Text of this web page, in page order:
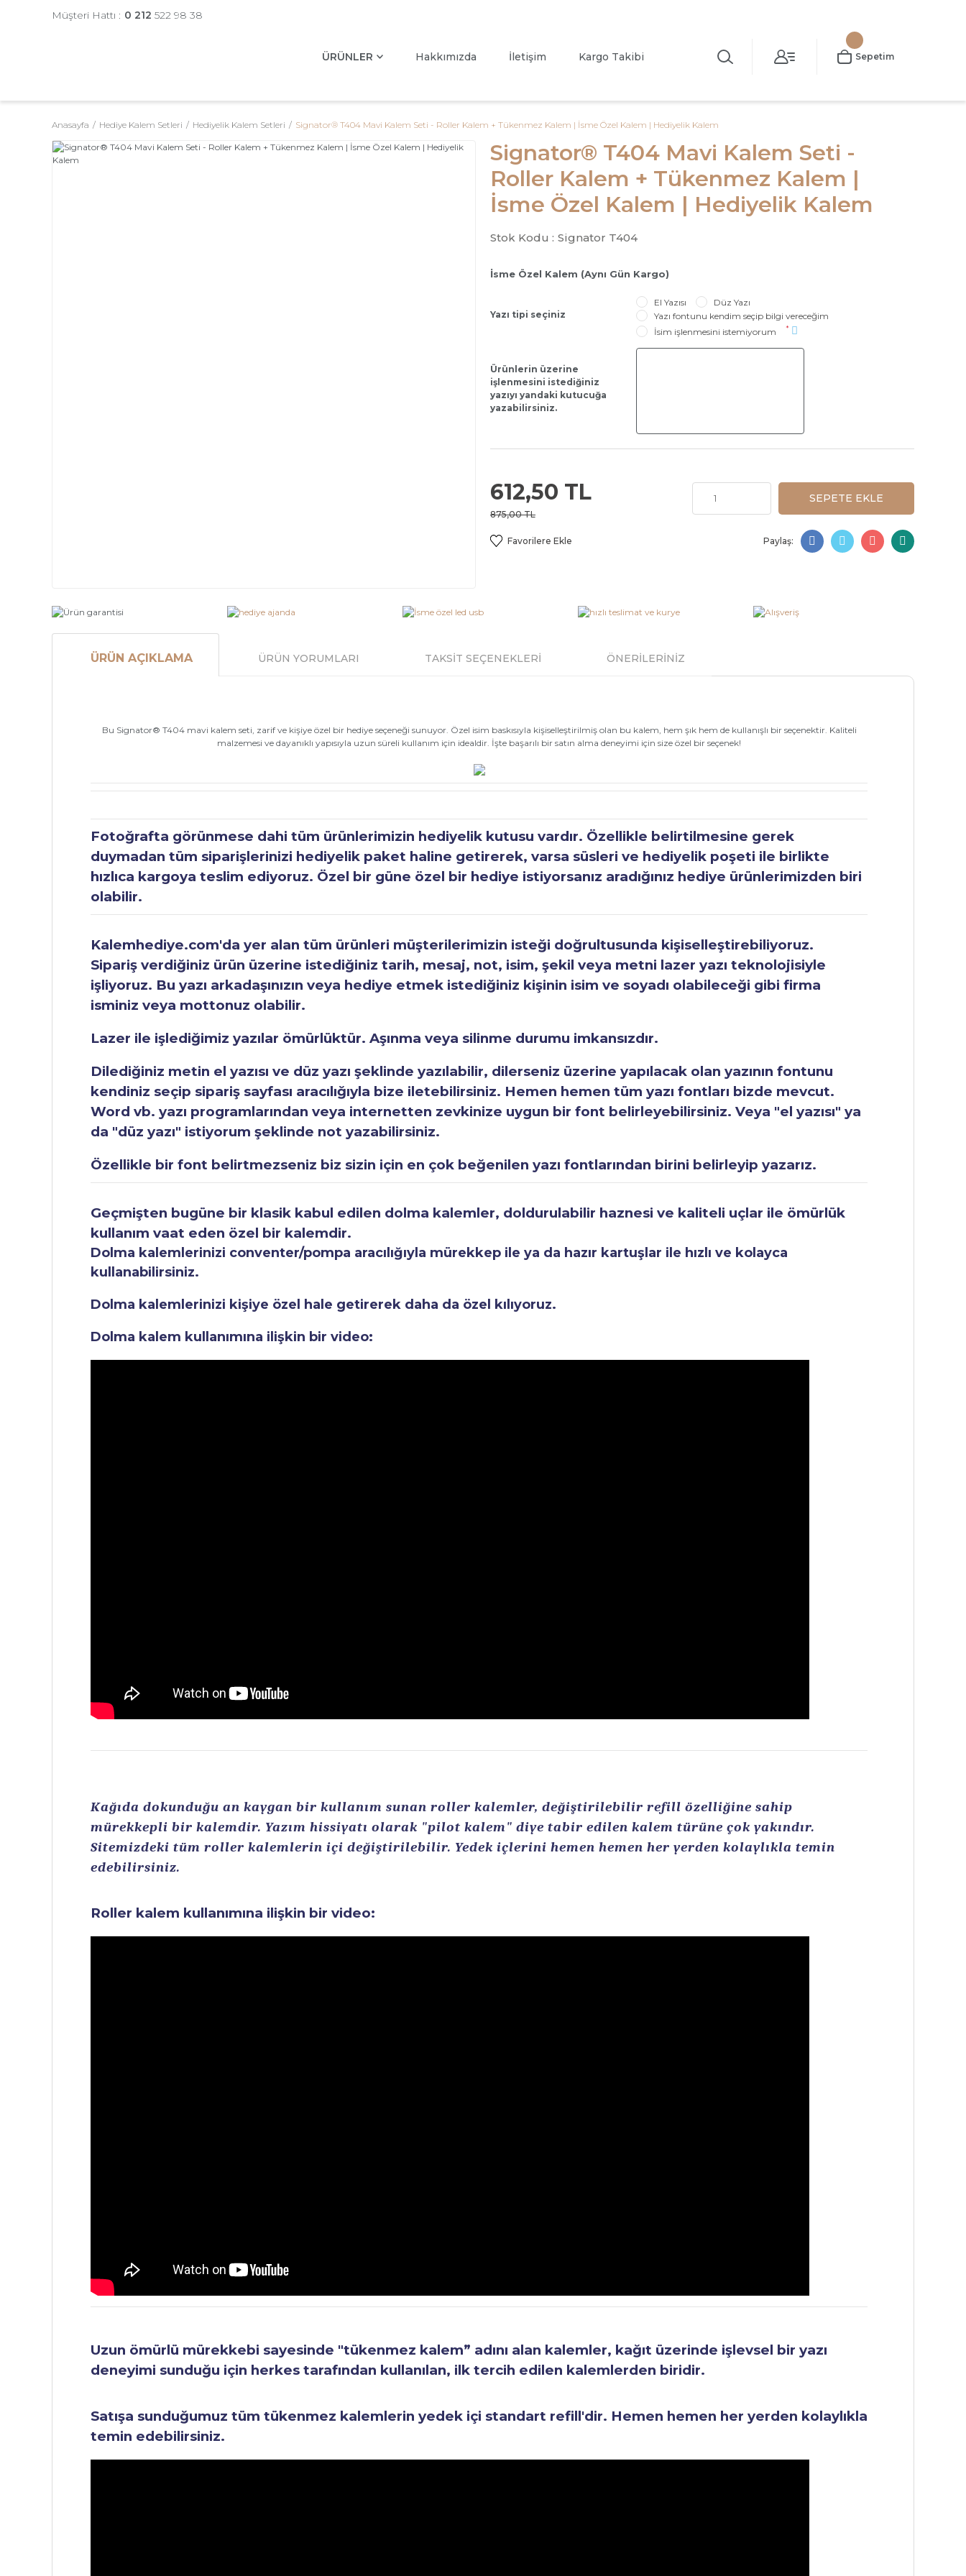
Müşteri Hattı : 0 212 522 98 38
ÜRÜNLER Hakkımızda İletişim Kargo Takibi Sepetim
Anasayfa Hediye Kalem Setleri Hediyelik Kalem Setleri Signator® T404 Mavi Kalem Seti - Roller Kalem + Tükenmez Kalem | İsme Özel Kalem | Hediyelik Kalem
Signator® T404 Mavi Kalem Seti -
Roller Kalem + Tükenmez Kalem |
İsme Özel Kalem | Hediyelik Kalem
Stok Kodu : Signator T404
İsme Özel Kalem (Aynı Gün Kargo)
Yazı tipi seçiniz
El Yazısı
Düz Yazı
Yazı fontunu kendim seçip bilgi vereceğim
İsim işlenmesini istemiyorum
*
Ürünlerin üzerine
işlenmesini istediğiniz
yazıyı yandaki kutucuğa
yazabilirsiniz.
612,50 TL
875,00 TL
SEPETE EKLE
Paylaş:
ÜRÜN AÇIKLAMA ÜRÜN YORUMLARI TAKSİT SEÇENEKLERİ ÖNERİLERİNİZ
Bu Signator® T404 mavi kalem seti, zarif ve kişiye özel bir hediye seçeneği sunuyor. Özel isim baskısıyla kişiselleştirilmiş olan bu kalem, hem şık hem de kullanışlı bir seçenektir. Kaliteli
malzemesi ve dayanıklı yapısıyla uzun süreli kullanım için idealdir. İşte başarılı bir satın alma deneyimi için size özel bir seçenek!
Fotoğrafta görünmese dahi tüm ürünlerimizin hediyelik kutusu vardır. Özellikle belirtilmesine gerek
duymadan tüm siparişlerinizi hediyelik paket haline getirerek, varsa süsleri ve hediyelik poşeti ile birlikte
hızlıca kargoya teslim ediyoruz. Özel bir güne özel bir hediye istiyorsanız aradığınız hediye ürünlerimizden biri
olabilir.
Kalemhediye.com'da yer alan tüm ürünleri müşterilerimizin isteği doğrultusunda kişiselleştirebiliyoruz.
Sipariş verdiğiniz ürün üzerine istediğiniz tarih, mesaj, not, isim, şekil veya metni lazer yazı teknolojisiyle
işliyoruz. Bu yazı arkadaşınızın veya hediye etmek istediğiniz kişinin isim ve soyadı olabileceği gibi firma
isminiz veya mottonuz olabilir.
Lazer ile işlediğimiz yazılar ömürlüktür. Aşınma veya silinme durumu imkansızdır.
Dilediğiniz metin el yazısı ve düz yazı şeklinde yazılabilir, dilerseniz üzerine yapılacak olan yazının fontunu
kendiniz seçip sipariş sayfası aracılığıyla bize iletebilirsiniz. Hemen hemen tüm yazı fontları bizde mevcut.
Word vb. yazı programlarından veya internetten zevkinize uygun bir font belirleyebilirsiniz. Veya "el yazısı" ya
da "düz yazı" istiyorum şeklinde not yazabilirsiniz.
Özellikle bir font belirtmezseniz biz sizin için en çok beğenilen yazı fontlarından birini belirleyip yazarız.
Geçmişten bugüne bir klasik kabul edilen dolma kalemler, doldurulabilir haznesi ve kaliteli uçlar ile ömürlük
kullanım vaat eden özel bir kalemdir.
Dolma kalemlerinizi conventer/pompa aracılığıyla mürekkep ile ya da hazır kartuşlar ile hızlı ve kolayca
kullanabilirsiniz.
Dolma kalemlerinizi kişiye özel hale getirerek daha da özel kılıyoruz.
Dolma kalem kullanımına ilişkin bir video:
Kağıda dokunduğu an kaygan bir kullanım sunan roller kalemler, değiştirilebilir refill özelliğine sahip
mürekkepli bir kalemdir. Yazım hissiyatı olarak "pilot kalem" diye tabir edilen kalem türüne çok yakındır.
Sitemizdeki tüm roller kalemlerin içi değiştirilebilir. Yedek içlerini hemen hemen her yerden kolaylıkla temin
edebilirsiniz.
Roller kalem kullanımına ilişkin bir video:
Uzun ömürlü mürekkebi sayesinde "tükenmez kalem” adını alan kalemler, kağıt üzerinde işlevsel bir yazı
deneyimi sunduğu için herkes tarafından kullanılan, ilk tercih edilen kalemlerden biridir.
Satışa sunduğumuz tüm tükenmez kalemlerin yedek içi standart refill'dir. Hemen hemen her yerden kolaylıkla
temin edebilirsiniz.